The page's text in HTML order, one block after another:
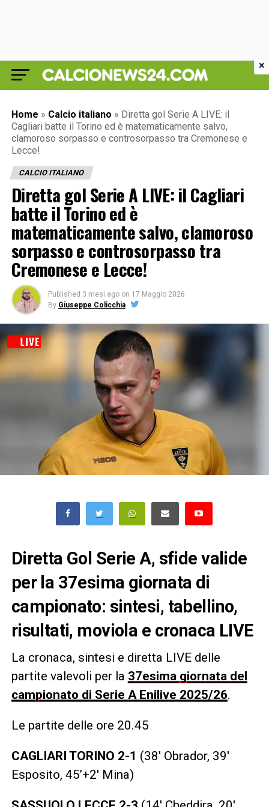
Home » Calcio italiano » Diretta gol Serie A LIVE: il
Cagliari batte il Torino ed è matematicamente salvo,
clamoroso sorpasso e controsorpasso tra Cremonese e
Lecce!
CALCIO ITALIANO
Diretta gol Serie A LIVE: il Cagliari
batte il Torino ed è
matematicamente salvo, clamoroso
sorpasso e controsorpasso tra
Cremonese e Lecce!
Published 3 mesi ago on 17 Maggio 2026
By Giuseppe Colicchia
Diretta Gol Serie A, sfide valide
per la 37esima giornata di
campionato: sintesi, tabellino,
risultati, moviola e cronaca LIVE
La cronaca, sintesi e diretta LIVE delle
partite valevoli per la 37esima giornata del
campionato di Serie A Enilive 2025/26.
Le partite delle ore 20.45
CAGLIARI TORINO 2-1 (38′ Obrador, 39′
Esposito, 45’+2′ Mina)
×